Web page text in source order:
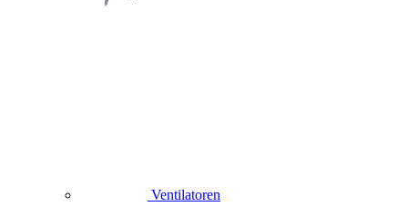
Ventilatoren